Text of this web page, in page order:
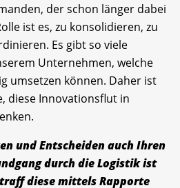
der schon länger dabei
ist es, zu konsolidieren, zu
Es gibt so viele
Unternehmen, welche
umsetzen können. Daher ist
diese Innovationsflut in
und Entscheiden auch Ihren
durch die Logistik ist
diese mittels Rapporte